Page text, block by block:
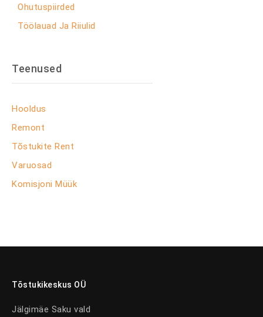
Ohutuspiirded
Töölauad Ja Riiulid
Teenused
Hooldus
Remont
Tõstukite Rent
Varuosad
Komisjoni Müük
Tõstukikeskus OÜ
Jälgimäe Saku vald